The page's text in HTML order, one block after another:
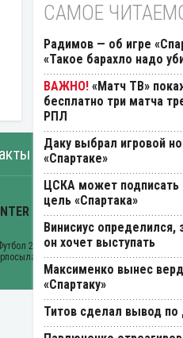
САМОЕ
Радимов — об игре
«Такое барахло надо
«Матч ТВ»
бесплатно три матча
РПЛ
Даку выбрал игровой
«Спартаке»
ЦСКА может подписать
цель «Спартака»
Винисиус определился,
он хочет выступать
Максименко вынес
«Спартаку»
Титов сделал вывод по